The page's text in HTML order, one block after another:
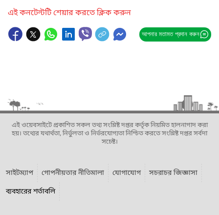
এই কনটেন্টটি শেয়ার করতে ক্লিক করুন
আপনার মতামত প্রদান করুন
এই ওয়েবসাইটে প্রকাশিত সকল তথ্য সংশ্লিষ্ট দপ্তর কর্তৃক নিয়মিত হালনাগাদ করা
হয়। তথ্যের যথার্থতা, নির্ভুলতা ও নির্ভরযোগ্যতা নিশ্চিত করতে সংশ্লিষ্ট দপ্তর সর্বদা
সচেষ্ট।
সাইটম্যাপ গোপনীয়তার নীতিমালা যোগাযোগ
সচরাচর জিজ্ঞাসা
ব্যবহারের শর্তাবলি